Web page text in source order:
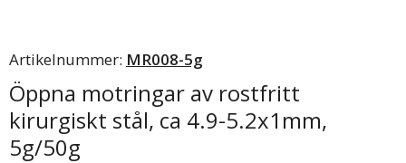
Artikelnummer: MR008-5g
Öppna motringar av rostfritt
kirurgiskt stål, ca 4.9-5.2x1mm,
5g/50g